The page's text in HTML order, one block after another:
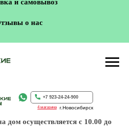
и самовывоз
о нас
г.Новосибирск
+7 923-24-24-900
4 магазина
дом осуществляется с 10.00 до